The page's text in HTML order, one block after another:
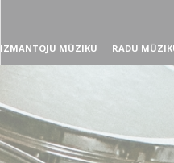
IZMANTOJU MŪZIKU RADU